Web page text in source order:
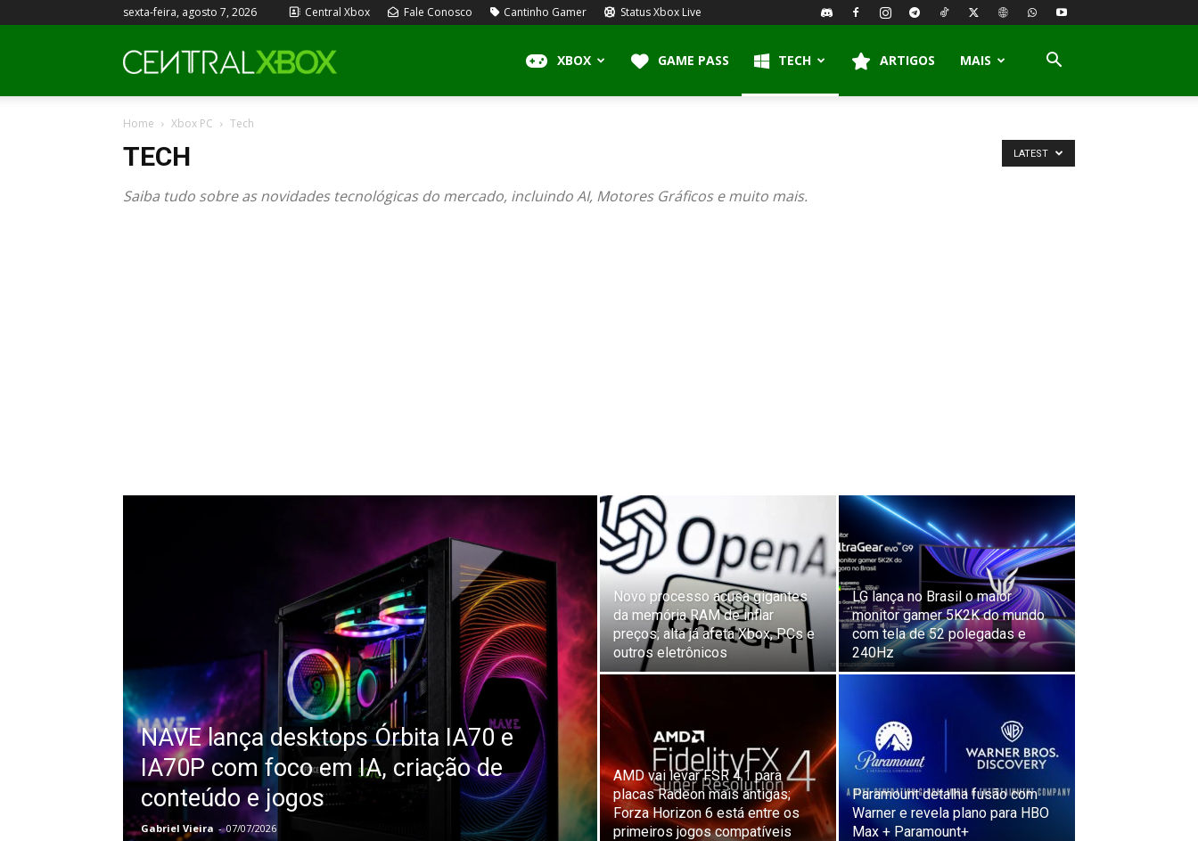
sexta-feira, agosto 7, 2026 Central Xbox Fale Conosco Cantinho Gamer Status Xbox Live
XBOX GAME PASS TECH ARTIGOS MAIS
Home Xbox PC Tech
TECH
Saiba tudo sobre as novidades tecnológicas do mercado, incluindo AI, Motores Gráficos e muito mais.
LATEST
NAVE lança desktops Órbita IA70 e
IA70P com foco em IA, criação de
conteúdo e jogos
Gabriel Vieira - 07/07/2026
Novo processo acusa gigantes
da memória RAM de inflar
preços; alta já afeta Xbox, PCs e
outros eletrônicos
LG lança no Brasil o maior
monitor gamer 5K2K do mundo
com tela de 52 polegadas e
240Hz
AMD vai levar FSR 4.1 para
placas Radeon mais antigas;
Forza Horizon 6 está entre os
primeiros jogos compatíveis
Paramount detalha fusão com
Warner e revela plano para HBO
Max + Paramount+